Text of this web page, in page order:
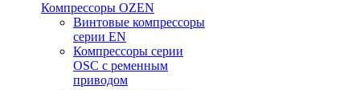
Компрессоры OZEN
Винтовые компрессоры
серии EN
Компрессоры серии
OSC с ременным
приводом